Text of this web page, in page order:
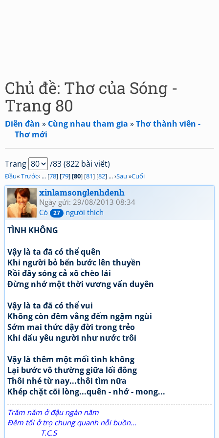
Chủ đề: Thơ của Sóng -
Trang 80
Diễn đàn » Cùng nhau tham gia »Thơ thành viên -
Thơ mới
Trang /83 (822 bài viết)
Đầu«Trước‹ ... [78] [79] [80] [81] [82] ... ›Sau »Cuối
xinlamsonglenhdenh
Ngày gửi: 29/08/2013 08:34
Có
27 người thích
TÌNH KHÔNG
Vậy là ta đã có thể quên
Khi người bỏ bến bước lên thuyền
Rồi đây sóng cả xô chèo lái
Đừng nhớ một thời vương vấn duyên
Vậy là ta đã có thể vui
Không còn đêm vắng đếm ngậm ngùi
Sớm mai thức dậy đời trong trẻo
Khi dấu yêu người như nước trôi
Vậy là thêm một mối tình không
Lại bước vô thường giữa lối đông
Thôi nhé từ nay...thôi tìm nữa
Khép chặt cõi lòng...quên - nhớ - mong...
Trăm năm ở đậu ngàn năm
Đêm tối ở trọ chung quanh nỗi buồn...
T.C.S